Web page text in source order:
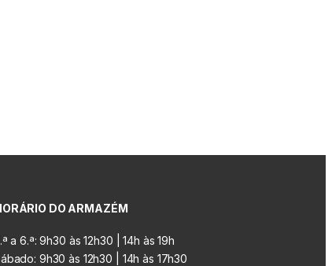
DO ARMAZÉM
a 6.ª: 9h30 às 12h30 | 14h às 19h
9h30 às 12h30 | 14h às 17h30